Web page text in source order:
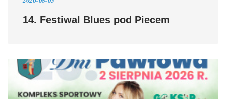
14. Festiwal Blues pod Piecem